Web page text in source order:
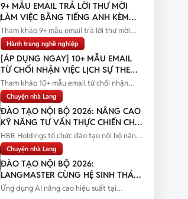
9+ MẪU EMAIL TRẢ LỜI THƯ MỜI
LÀM VIỆC BẰNG TIẾNG ANH KÈM
BẢN DỊCH
Tham khảo 9+ mẫu email trả lời thư mời
làm việc bằng tiếng Anh kèm bản...
Hành trang nghề nghiệp
[ÁP DỤNG NGAY] 10+ MẪU EMAIL
TỪ CHỐI NHẬN VIỆC LỊCH SỰ THEO
TỪNG TÌNH HUỐNG
Tham khảo 10+ mẫu email từ chối nhận
việc lịch sự theo từng tình huống...
Chuyện nhà Lang
ĐÀO TẠO NỘI BỘ 2026: NÂNG CAO
KỸ NĂNG TƯ VẤN THỰC CHIẾN CHO
ĐỘI NGŨ SALES
HBR Holdings tổ chức đào tạo nội bộ nâng
cao kỹ năng tư vấn thực chiến...
Chuyện nhà Lang
ĐÀO TẠO NỘI BỘ 2026:
LANGMASTER CÙNG HỆ SINH THÁI
HBR HOLDINGS NÂNG CAO NĂNG
Ứng dụng AI nâng cao hiệu suất tại